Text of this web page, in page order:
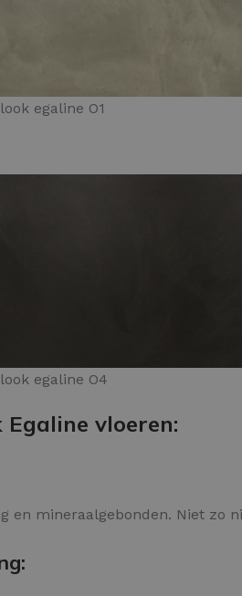
egaline O1
egaline O4
vloeren:
mineraalgebonden. Niet